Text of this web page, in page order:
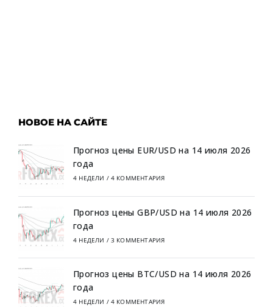
НОВОЕ НА САЙТЕ
Прогноз цены EUR/USD на 14 июля 2026
года
4 НЕДЕЛИ / 4 КОММЕНТАРИЯ
Прогноз цены GBP/USD на 14 июля 2026
года
4 НЕДЕЛИ / 3 КОММЕНТАРИЯ
Прогноз цены BTC/USD на 14 июля 2026
года
4 НЕДЕЛИ / 4 КОММЕНТАРИЯ